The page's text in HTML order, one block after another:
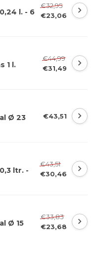
l. - 6
€32,95
€23,06
1 l.
€44,99
€31,49
Ø 23 €43,51
ltr. -
€43,51
€30,46
Ø 15
€33,83
€23,68